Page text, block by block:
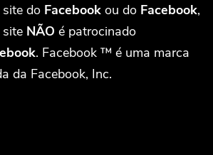
do Facebook ou do Facebook,
site NÃO é patrocinado
. Facebook ™ é uma marca
da Facebook, Inc.